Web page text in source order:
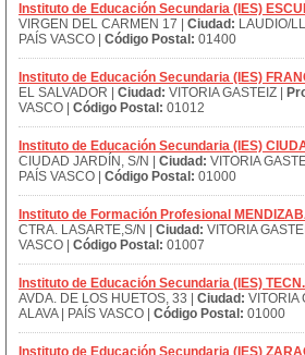
Instituto de Educación Secundaria (IES)
VIRGEN DEL CARMEN 17 | Ciudad: LAUDIO/
PAÍS VASCO | Código Postal: 01400
Instituto de Educación Secundaria (IES)
EL SALVADOR | Ciudad: VITORIA GASTEIZ |
VASCO | Código Postal: 01012
Instituto de Educación Secundaria (IES)
CIUDAD JARDÍN, S/N | Ciudad: VITORIA
PAÍS VASCO | Código Postal: 01000
Instituto de Formación Profesional
CTRA. LASARTE,S/N | Ciudad: VITORIA
VASCO | Código Postal: 01007
Instituto de Educación Secundaria (IES)
AVDA. DE LOS HUETOS, 33 | Ciudad: VITORIA
ALAVA | PAÍS VASCO | Código Postal: 01000
Instituto de Educación Secundaria (IES)